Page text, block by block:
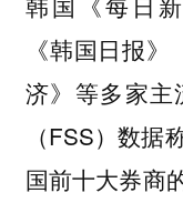
《韩国日报
济》等多家
（FSS）数据
国前十大券商